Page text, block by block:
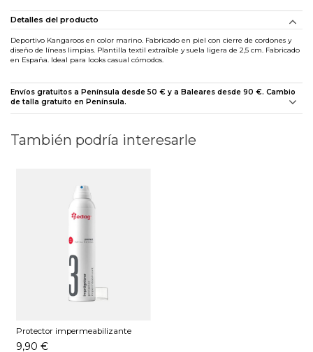
Detalles del producto
Deportivo Kangaroos en color marino. Fabricado en piel con cierre de cordones y
diseño de líneas limpias. Plantilla textil extraíble y suela ligera de 2,5 cm. Fabricado
en España. Ideal para looks casual cómodos.
Envíos gratuitos a Península desde 50 € y a Baleares desde 90 €. Cambio
de talla gratuito en Península.
También podría interesarle
Protector impermeabilizante
Pedag 250 ML
9,90 €